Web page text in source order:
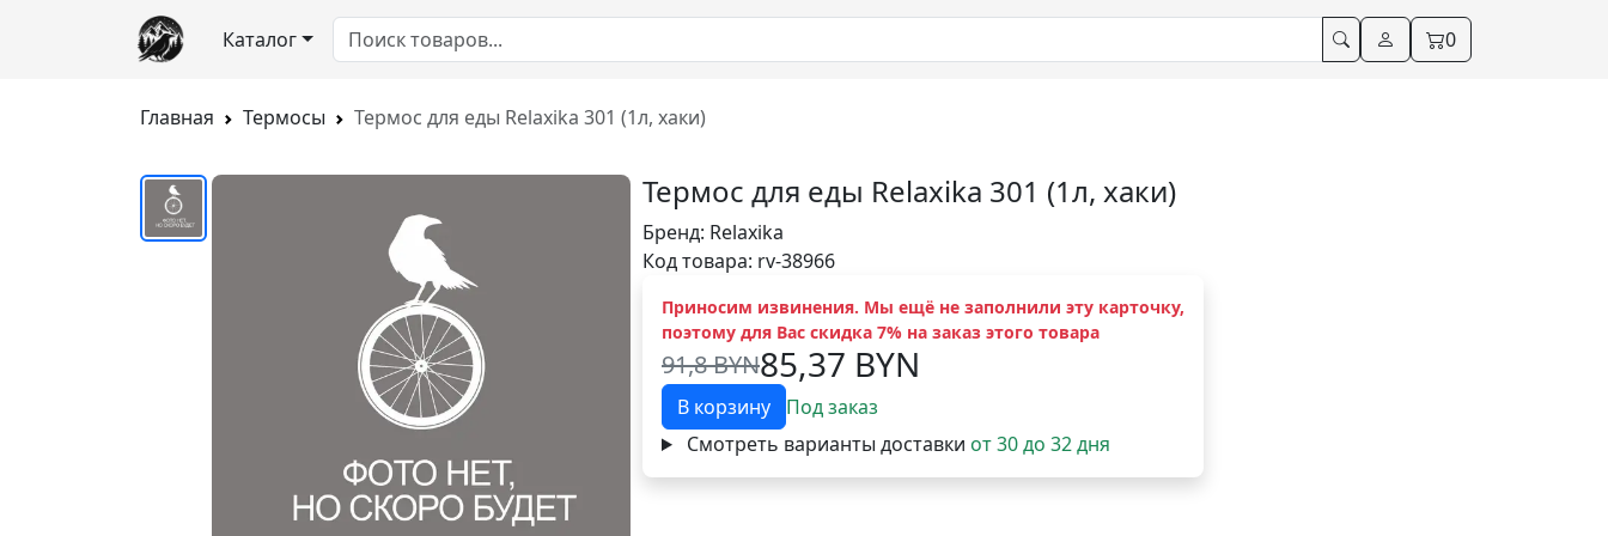
Каталог 0
Главная Термосы Термос для еды Relaxika 301 (1л, хаки)
Термос для еды Relaxika 301 (1л, хаки)
Бренд: Relaxika
Код товара: rv-38966
Приносим извинения. Мы ещё не заполнили эту карточку,
поэтому для Вас скидка 7% на заказ этого товара
91,8 BYN85,37 BYN
В корзину
Под заказ
Смотреть варианты доставки от 30 до 32 дня